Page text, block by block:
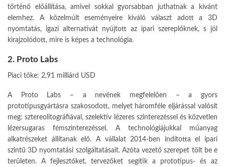
történő előállítása, amivel sokkal gyorsabban juthatnak a kívánt
elemhez. A közelmúlt eseményeire kiváló választ adott a 3D
nyomtatás, igazi alternatívát nyújtott az ipari szereplőknek, s jól
kirajzolódott, mire is képes a technológia.
2. Proto Labs
Piaci tőke: 2,91 milliárd USD
A Proto Labs – a nevének megfelelően – a gyors
prototípusgyártásra szakosodott, melyet háromféle eljárással valósít
meg: sztereolitográfiával, szelektív lézeres szinterezéssel és közvetlen
lézersugaras fémszinterezéssel. A technológiájukkal műanyag
alkatrészeket állítanak elő. A vállalat 2014-ben indította el ipari
szintű 3D nyomtatási szolgáltatásait. Azóta vezető szerepet tölt be e
területen. A fejlesztőket, tervezőket segítik a prototípus- és az